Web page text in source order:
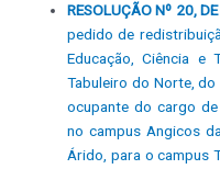
RESOLUÇÃO Nº 20,
pedido de
Educação, Ciência e
Tabuleiro do Norte,
ocupante do cargo
no campus Angicos
Árido, para o campus